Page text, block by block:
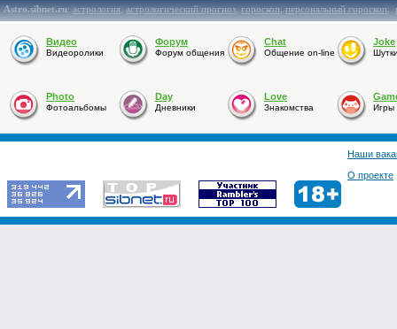
Astro.sibnet.ru:астрология,астрологический прогноз,гороскоп,персональный гороскоп,
Видео
Видеоролики
Форум
Форум общения
Chat
Общение on-line
Joke
Photo
Фотоальбомы
Day
Дневники
Love
Знакомства Игры
Наши
О проекте